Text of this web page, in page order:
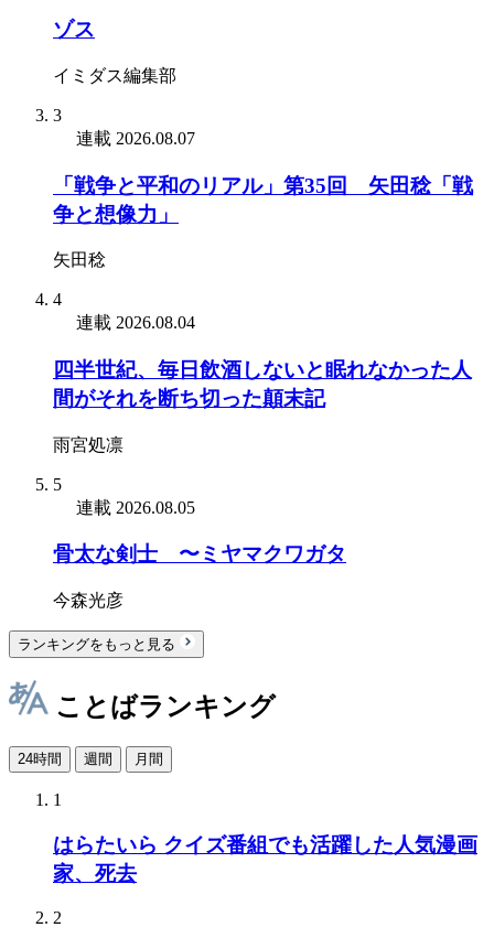
ゾス
イミダス編集部
3
連載 2026.08.07
「戦争と平和のリアル」第35回 矢田稔「戦
争と想像力」
矢田稔
4
連載 2026.08.04
四半世紀、毎日飲酒しないと眠れなかった人
間がそれを断ち切った顛末記
雨宮処凛
5
連載 2026.08.05
骨太な剣士 〜ミヤマクワガタ
今森光彦
ランキングをもっと見る
ことばランキング
24時間 週間 月間
1
はらたいら クイズ番組でも活躍した人気漫画
家、死去
2